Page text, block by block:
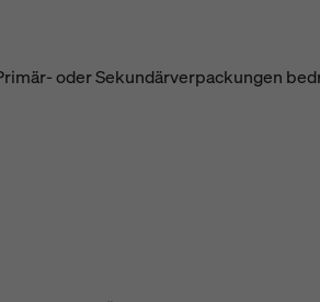
oder Sekundärverpackungen